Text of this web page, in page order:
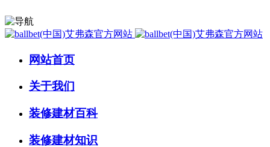
网站首页
关于我们
装修建材百科
装修建材知识